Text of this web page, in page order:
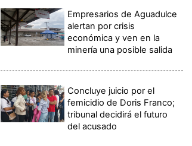
Empresarios de Aguadulce
alertan por crisis
económica y ven en la
minería una posible salida
Concluye juicio por el
femicidio de Doris Franco;
tribunal decidirá el futuro
del acusado